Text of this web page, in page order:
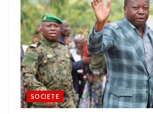
SOCIETE